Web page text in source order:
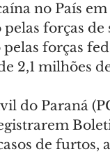
no País
forças de
forças
2,1 milhões
do Paraná
de furtos,